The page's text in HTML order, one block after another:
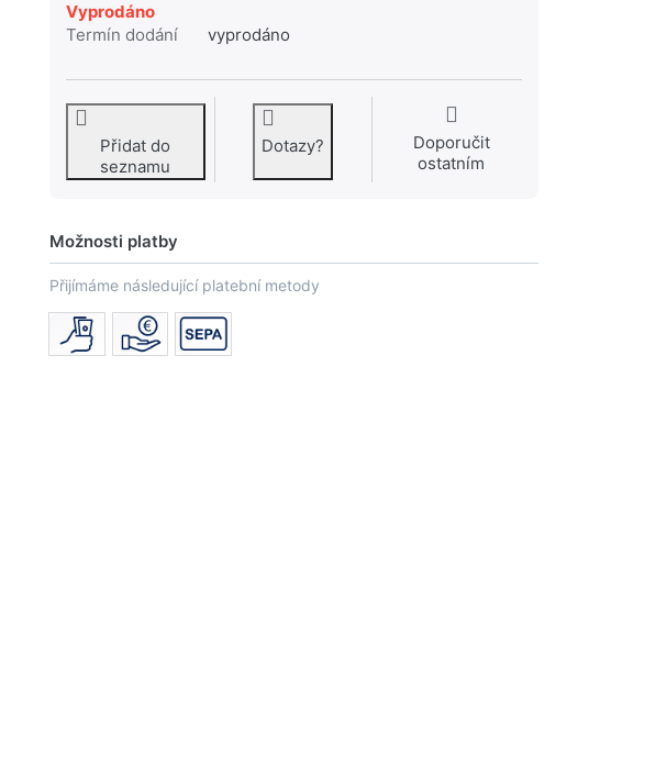
Vyprodáno
Termín dodání
vyprodáno
Přidat do
seznamu
Dotazy?
Doporučit
ostatním
Možnosti platby
Přijímáme následující platební metody